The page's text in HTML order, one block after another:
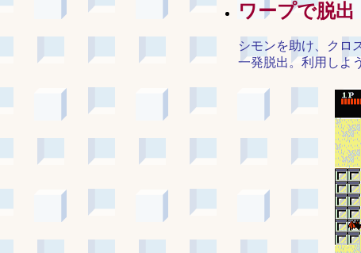
ワープで脱出
シモンを助け、クロ
一発脱出。利用しよ